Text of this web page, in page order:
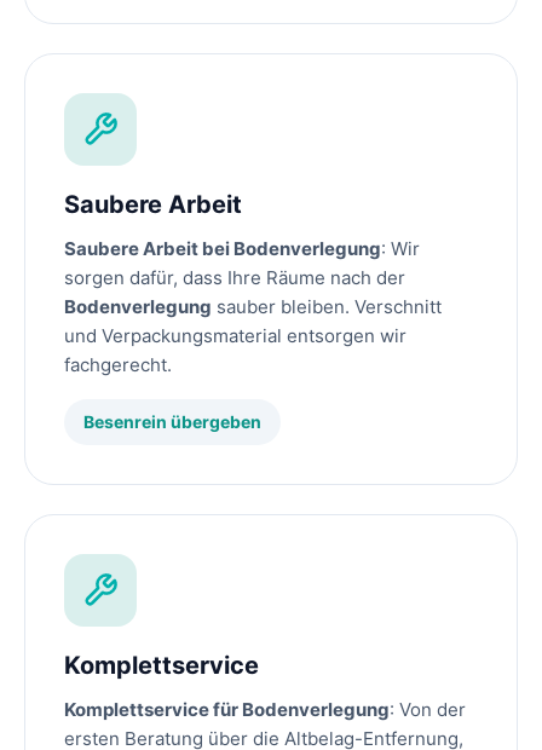
Saubere Arbeit
Saubere Arbeit bei Bodenverlegung: Wir
sorgen dafür, dass Ihre Räume nach der
Bodenverlegung sauber bleiben. Verschnitt
und Verpackungsmaterial entsorgen wir
fachgerecht.
Besenrein übergeben
Komplettservice
Komplettservice für Bodenverlegung: Von der
ersten Beratung über die Altbelag-Entfernung,